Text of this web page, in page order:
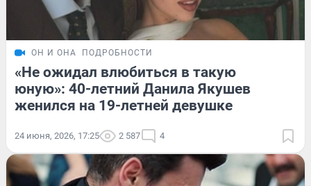
ОН И ОНА ПОДРОБНОСТИ
«Не ожидал влюбиться в такую
юную»: 40-летний Данила Якушев
женился на 19-летней девушке
24 июня, 2026, 17:25 2 587 4